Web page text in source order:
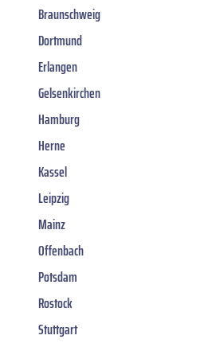
Braunschweig
Dortmund
Erlangen
Gelsenkirchen
Hamburg
Herne
Kassel
Leipzig
Mainz
Offenbach
Potsdam
Rostock
Stuttgart